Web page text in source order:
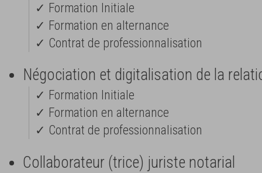
✓ Formation Initiale
✓ Formation en alternance
✓ Contrat de professionnalisation
Négociation et digitalisation de la
✓ Formation Initiale
✓ Formation en alternance
✓ Contrat de professionnalisation
Collaborateur (trice) juriste notarial